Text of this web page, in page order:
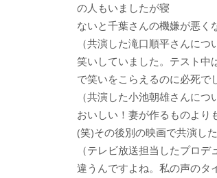
の人もいましたが寝
ないと千葉さんの機嫌が悪く
（共演した滝口順平さんに
笑いしていました。テスト中
で笑いをこらえるのに必死で
（共演した小池朝雄さんに
おいしい！妻が作るものより
(笑)その後別の映画で共演し
（テレビ放送担当したプロ
違うんですよね。私の声のタ